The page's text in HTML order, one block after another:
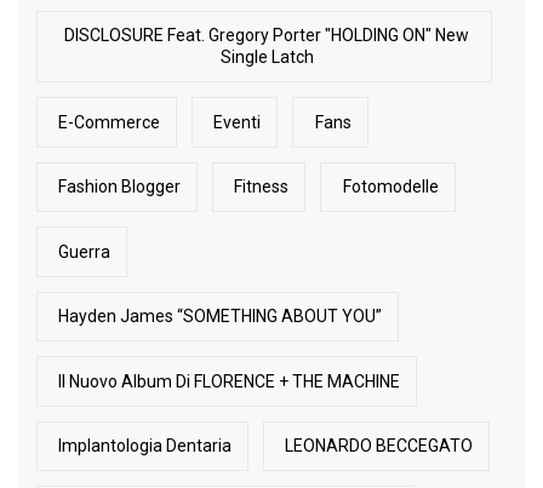
DISCLOSURE Feat. Gregory Porter "HOLDING ON" New
Single Latch
E-Commerce Eventi Fans
Fashion Blogger Fitness Fotomodelle
Guerra
Hayden James “SOMETHING ABOUT YOU”
Il Nuovo Album Di FLORENCE + THE MACHINE
Implantologia Dentaria LEONARDO BECCEGATO